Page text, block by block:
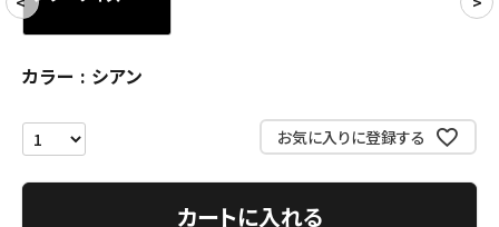
CONTENTS
ACCOUNT MENU
ようこそ ゲスト 様
meeting_room ログイン 会員登録
カラー シアン
お気に入りに登録する
カートに入れる